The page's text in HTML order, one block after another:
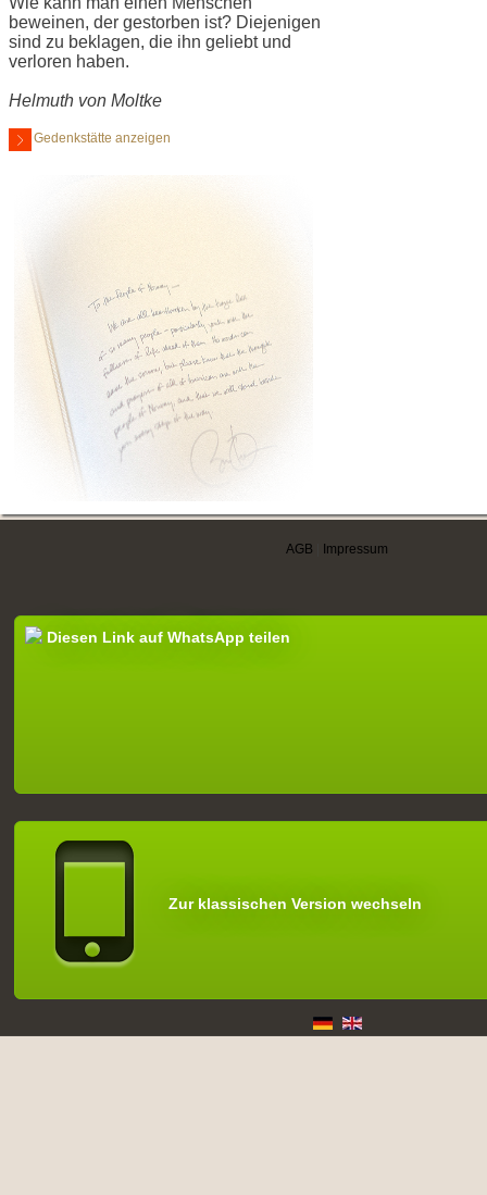
beweinen, der gestorben ist? Diejenigen
sind zu beklagen, die ihn geliebt und
verloren haben.
Helmuth von Moltke
Gedenkstätte anzeigen
AGB Impressum
Diesen Link auf WhatsApp teilen
Zur klassischen Version wechseln